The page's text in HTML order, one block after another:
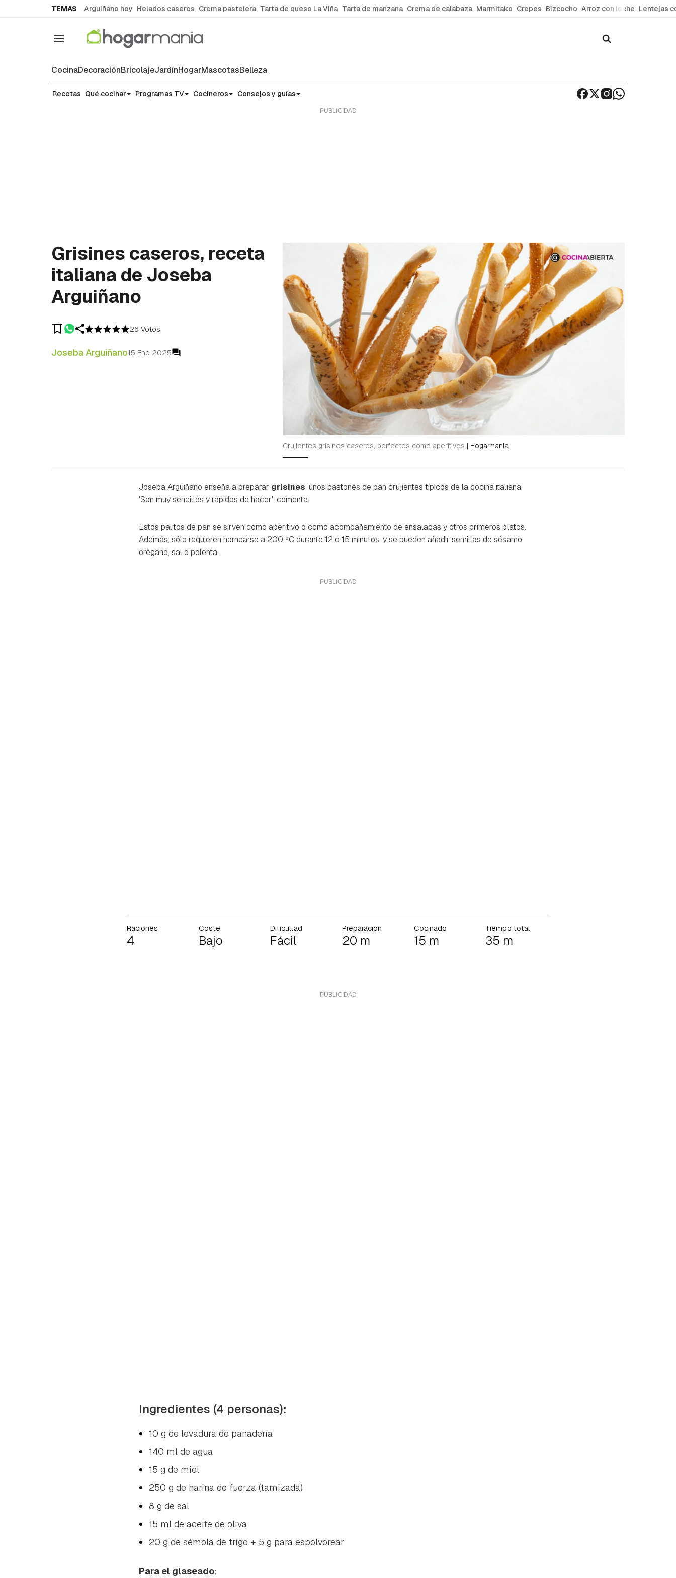
TEMAS Arguiñano hoy Helados caseros Crema pastelera Tarta de queso La Viña Tarta de manzana Crema de calabaza Marmitako Crepes Bizcocho Arroz con leche Lentejas
Navegación
CocinaDecoraciónBricolajeJardínHogarMascotasBelleza
Recetas
Recetas Qué cocinar Programas TV Cocineros Consejos y guías
Grisines caseros, receta
italiana de Joseba
Arguiñano
26 Votos
Joseba Arguiñano15 Ene 2025
Crujientes grisines caseros, perfectos como aperitivos | Hogarmania
Joseba Arguiñano enseña a preparar grisines, unos bastones de pan crujientes típicos de la cocina italiana.
'Son muy sencillos y rápidos de hacer', comenta.
Estos palitos de pan se sirven como aperitivo o como acompañamiento de ensaladas y otros primeros platos.
Además, sólo requieren hornearse a 200 ºC durante 12 o 15 minutos, y se pueden añadir semillas de sésamo,
orégano, sal o polenta.
Raciones
4
Coste
Bajo
Dificultad
Fácil
Preparación
20 m
Cocinado
15 m
Tiempo total
35 m
Ingredientes (4 personas):
10 g de levadura de panadería
140 ml de agua
15 g de miel
250 g de harina de fuerza (tamizada)
8 g de sal
15 ml de aceite de oliva
20 g de sémola de trigo + 5 g para espolvorear
Para el glaseado: